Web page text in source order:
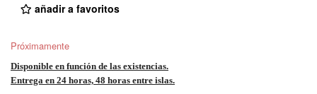
añadir a favoritos
Próximamente
Disponible en función de las existencias.
Entrega en 24 horas, 48 horas entre islas.